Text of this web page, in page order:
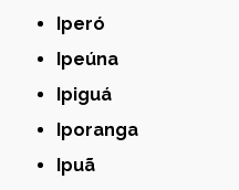
Iperó
Ipeúna
Ipiguá
Iporanga
Ipuã